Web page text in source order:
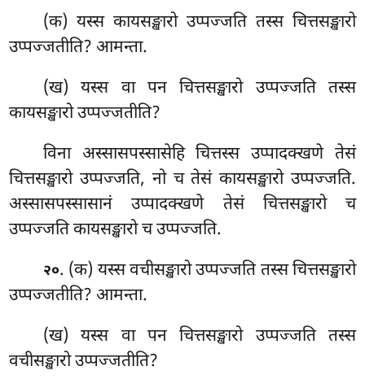
(क) यस्स कायसङ्खारो उप्पज्जति तस्स चित्तसङ्खारो
उप्पज्जतीति? आमन्ता.
(ख) यस्स वा पन चित्तसङ्खारो उप्पज्जति तस्स
कायसङ्खारो उप्पज्जतीति?
विना अस्सासपस्सासेहि चित्तस्स उप्पादक्खणे तेसं
चित्तसङ्खारो उप्पज्जति, नो च तेसं कायसङ्खारो उप्पज्जति.
अस्सासपस्सासानं उप्पादक्खणे तेसं चित्तसङ्खारो च
उप्पज्जति कायसङ्खारो च उप्पज्जति.
२०. (क) यस्स वचीसङ्खारो उप्पज्जति तस्स चित्तसङ्खारो
उप्पज्जतीति? आमन्ता.
(ख) यस्स वा पन चित्तसङ्खारो उप्पज्जति तस्स
वचीसङ्खारो उप्पज्जतीति?